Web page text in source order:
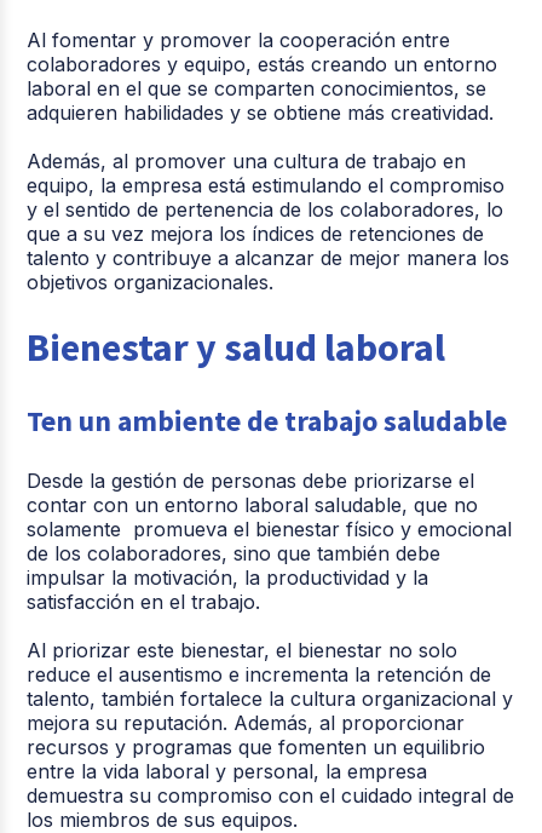
Al fomentar y promover la cooperación entre
colaboradores y equipo, estás creando un entorno
laboral en el que se comparten conocimientos, se
adquieren habilidades y se obtiene más creatividad.
Además, al promover una cultura de trabajo en
equipo, la empresa está estimulando el compromiso
y el sentido de pertenencia de los colaboradores, lo
que a su vez mejora los índices de retenciones de
talento y contribuye a alcanzar de mejor manera los
objetivos organizacionales.
Bienestar y salud laboral
Ten un ambiente de trabajo saludable
Desde la gestión de personas debe priorizarse el
contar con un entorno laboral saludable, que no
solamente promueva el bienestar físico y emocional
de los colaboradores, sino que también debe
impulsar la motivación, la productividad y la
satisfacción en el trabajo.
Al priorizar este bienestar, el bienestar no solo
reduce el ausentismo e incrementa la retención de
talento, también fortalece la cultura organizacional y
mejora su reputación. Además, al proporcionar
recursos y programas que fomenten un equilibrio
entre la vida laboral y personal, la empresa
demuestra su compromiso con el cuidado integral de
los miembros de sus equipos.